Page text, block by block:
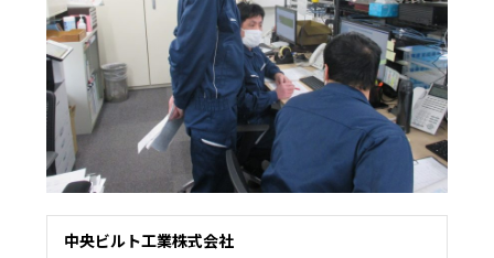
中央ビルト工業株式会社